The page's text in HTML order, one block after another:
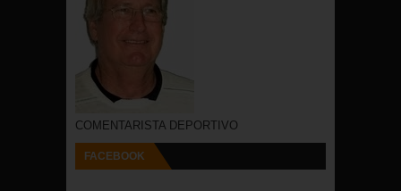
COMENTARISTA DEPORTIVO
FACEBOOK